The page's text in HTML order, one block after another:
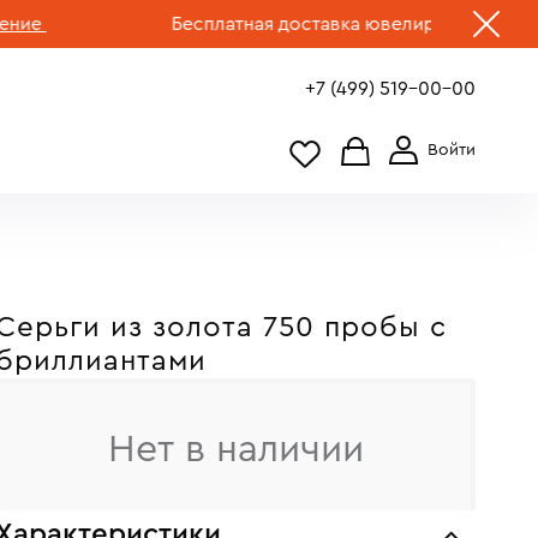
Бесплатная доставка ювелирных изделий по
+7 (499) 519-00-00
из золота 750 пробы c
Нет в наличии